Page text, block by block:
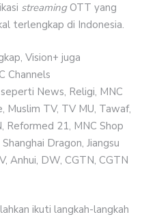
streamingOTT yang
terlengkap di Indonesia.
Vision+ juga
Channels
News, Religi, MNC
Muslim TV, TV MU, Tawaf,
Reformed 21, MNC Shop
Dragon, Jiangsu
Anhui, DW, CGTN, CGTN
ikuti langkah-langkah